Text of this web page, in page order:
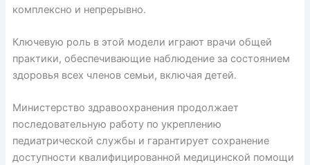
комплексно и непрерывно.
Ключевую роль в этой модели играют врачи общей
практики, обеспечивающие наблюдение за состоянием
здоровья всех членов семьи, включая детей.
Министерство здравоохранения продолжает
последовательную работу по укреплению
педиатрической службы и гарантирует сохранение
доступности квалифицированной медицинской помощи